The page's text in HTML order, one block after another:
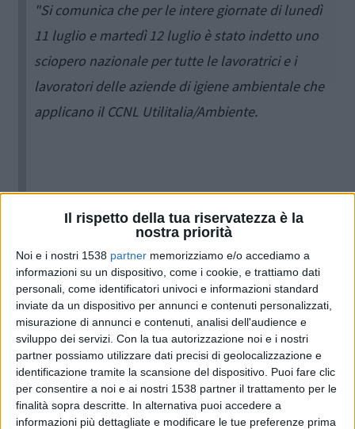
Il rispetto della tua riservatezza è la
nostra priorità
Noi e i nostri 1538 partner memorizziamo e/o accediamo a
informazioni su un dispositivo, come i cookie, e trattiamo dati
personali, come identificatori univoci e informazioni standard
inviate da un dispositivo per annunci e contenuti personalizzati,
misurazione di annunci e contenuti, analisi dell'audience e
sviluppo dei servizi. Con la tua autorizzazione noi e i nostri
partner possiamo utilizzare dati precisi di geolocalizzazione e
identificazione tramite la scansione del dispositivo. Puoi fare clic
per consentire a noi e ai nostri 1538 partner il trattamento per le
finalità sopra descritte. In alternativa puoi accedere a
informazioni più dettagliate e modificare le tue preferenze prima
"Si comunica che per le intere giornate di lunedì
11 luglio e martedì 12 luglio è stato indetto uno
sciopero nazionale per tutte le lavoratrici e i
lavoratori delle aziende di igiene ambientale che
applicano il CCNL Utilitalia/Ambiente.
ATTIVA S.P.A. ha programmato lo svolgimento
dei servizi minimi previsti dalla legge 146/90
e ss.mm. e dall'accordo nazionale di settore del
1 marzo 2001.
Non conoscendo, al momento, il numero di
lavoratori aderenti allo sciopero, non è possibile